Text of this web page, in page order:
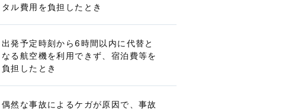
タル費用を負担したとき
出発予定時刻から6時間以内に代替と
なる航空機を利用できず、宿泊費等を
負担したとき
偶然な事故によるケガが原因で、事故